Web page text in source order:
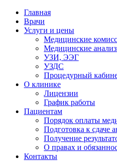
Главная
Врачи
Услуги и цены
Медицинские
Медицинские
УЗИ, ЭЭГ
УЗДС
Процедурный
О клинике
Лицензии
График работы
Пациентам
Порядок оплаты
Подготовка к сдаче
Получение
О правах и
Контакты